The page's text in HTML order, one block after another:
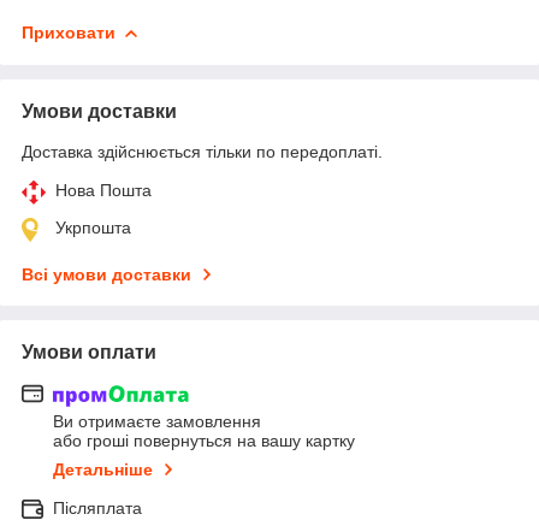
Приховати
Умови доставки
Доставка здійснюється тільки по передоплаті.
Нова Пошта
Укрпошта
Всі умови доставки
Умови оплати
Ви отримаєте замовлення
або гроші повернуться на вашу картку
Детальніше
Післяплата